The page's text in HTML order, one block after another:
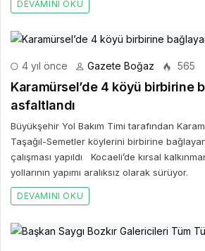
DEVAMINI OKU
4 yıl önce Gazete Boğaz 565
Karamürsel’de 4 köyü birbirine
asfaltlandı
Büyükşehir Yol Bakım Timi tarafından
Taşağıl-Semetler köylerini birbirine
çalışması yapıldı Kocaeli’de kırsal
yollarının yapımı aralıksız olarak sürüyor.
DEVAMINI OKU